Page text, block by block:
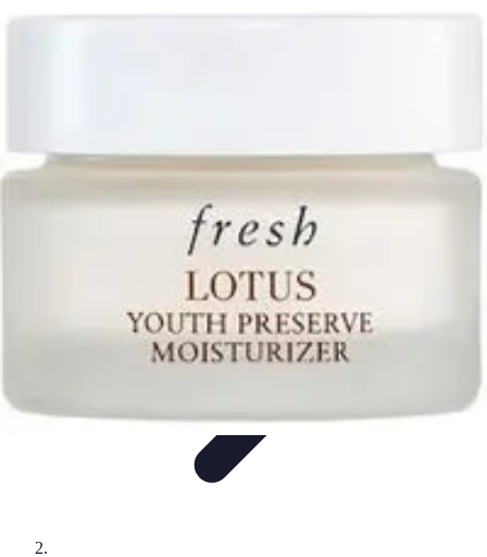
Astuces Anti Stress